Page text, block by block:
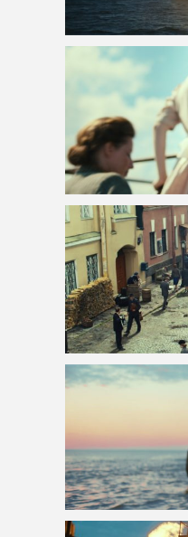
VOIR LA
VOIR LA
VOIR LA